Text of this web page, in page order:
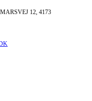
12, 4173